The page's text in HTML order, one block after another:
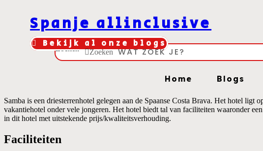
Spanje allinclusive
Zoeken Zoeken
Bekijk al onze blogs
Home Blogs
Samba is een driesterrenhotel gelegen aan de Spaanse Costa Brava. Het hotel
vakantiehotel onder vele jongeren. Het hotel biedt tal van faciliteiten waaronder
in dit hotel met uitstekende prijs/kwaliteitsverhouding.
Faciliteiten